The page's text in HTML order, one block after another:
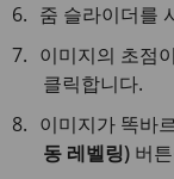
줌 슬라이더를
이미지의 초점
클릭합니다.
이미지가 똑바
동 레벨링) 버